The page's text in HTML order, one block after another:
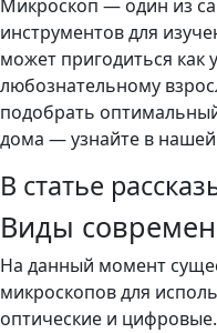
Микроскоп — один из
инструментов для
может пригодиться как
любознательному
подобрать
дома — узнайте в нашей
В статье
Виды
На данный момент
микроскопов для
оптические и цифровые.